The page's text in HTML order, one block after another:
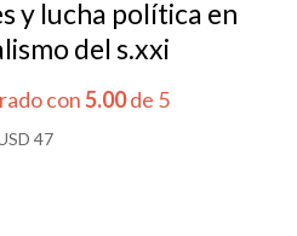
y lucha política en
del s.xxi
con5.00de 5
47